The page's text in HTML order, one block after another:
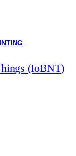
(IoBNT)